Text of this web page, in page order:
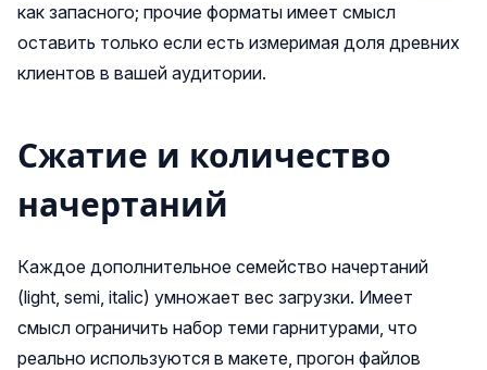
как запасного; прочие форматы имеет смысл
оставить только если есть измеримая доля древних
клиентов в вашей аудитории.
Сжатие и количество
начертаний
Каждое дополнительное семейство начертаний
(light, semi, italic) умножает вес загрузки. Имеет
смысл ограничить набор теми гарнитурами, что
реально используются в макете, прогон файлов